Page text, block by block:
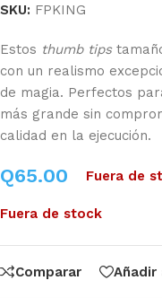
SKU: FPKING
Estos thumb tips
con un realismo
de magia. Perfectos
más grande sin
calidad en la ejecución.
Q65.00 Fuera de
Fuera de stock
Comparar Añadir